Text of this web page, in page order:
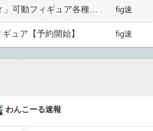
fig速
ュア【予約開始】 fig速
わんこーる速報